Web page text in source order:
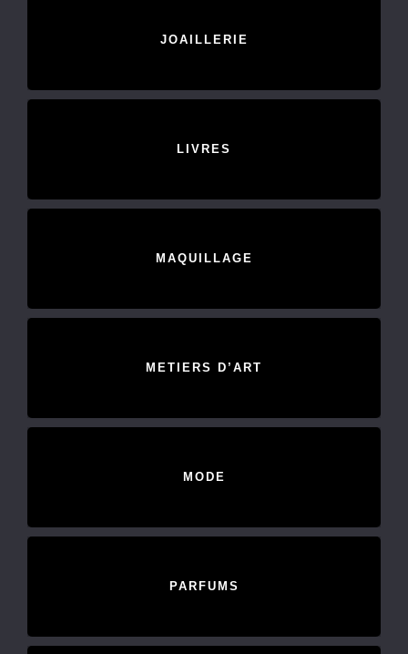
JOAILLERIE
LIVRES
MAQUILLAGE
METIERS D’ART
MODE
PARFUMS